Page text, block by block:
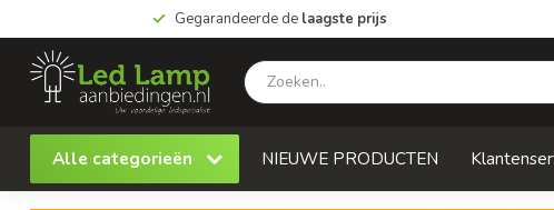
Gegarandeerde de laagste prijs
Alle categorieën NIEUWE PRODUCTEN